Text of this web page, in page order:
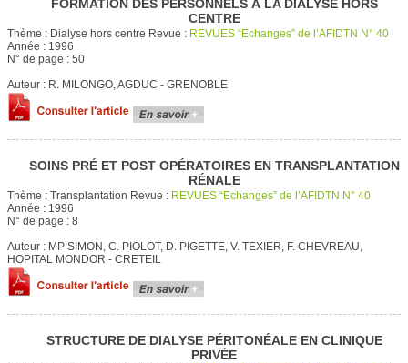
FORMATION DES PERSONNELS À LA DIALYSE HORS
CENTRE
Thème : Dialyse hors centre Revue : REVUES “Echanges” de l’AFIDTN N° 40
Année : 1996
N° de page : 50
Auteur : R. MILONGO, AGDUC - GRENOBLE
SOINS PRÉ ET POST OPÉRATOIRES EN TRANSPLANTATION
RÉNALE
Thème : Transplantation Revue : REVUES “Echanges” de l’AFIDTN N° 40
Année : 1996
N° de page : 8
Auteur : MP SIMON, C. PIOLOT, D. PIGETTE, V. TEXIER, F. CHEVREAU,
HOPITAL MONDOR - CRETEIL
STRUCTURE DE DIALYSE PÉRITONÉALE EN CLINIQUE
PRIVÉE